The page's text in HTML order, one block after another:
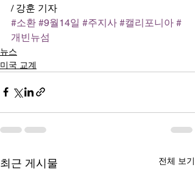
/ 강훈 기자
#소환 #9월14일 #주지사 #캘리포니아 #
개빈뉴섬
뉴스
미국 교계
최근 게시물 전체 보기